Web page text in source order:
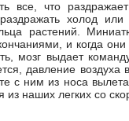
все, что
холод
растений.
и когда
мозг выдает
давление воздуха
с ним из носа
из наших легких со